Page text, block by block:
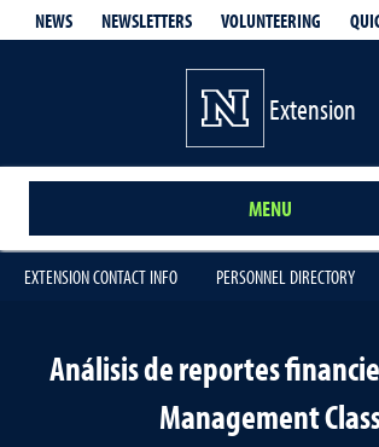
NEWS NEWSLETTERS VOLUNTEERING
Extension
MENU
EXTENSION CONTACT INFO PERSONNEL DIRECTORY
Análisis de reportes
Management